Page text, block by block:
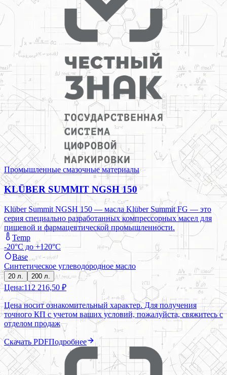
Промышленные смазочные материалы
KLÜBER SUMMIT NGSH 150
Klüber Summit NGSH 150 — масла Klüber Summit FG — это
серия специально разработанных компрессорных масел для
пищевой и фармацевтической промышленности.
Temp
-20°C до +120°C
Base
Синтетическое углеводородное масло
20 л. 200 л.
Цена:112 216,50 ₽
Цена носит ознакомительный характер. Для получения
точного КП с учетом ваших условий, пожалуйста, свяжитесь с
отделом продаж
Скачать PDFПодробнее